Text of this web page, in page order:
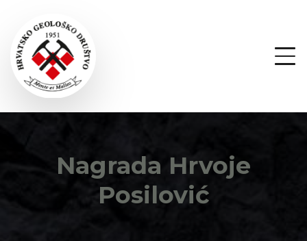
Nagrada Hrvoje
Posilović